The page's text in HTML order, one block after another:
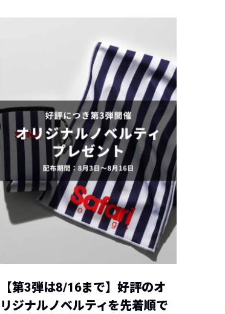
【第3弾は8/16まで】好評のオ
リジナルノベルティを先着順で